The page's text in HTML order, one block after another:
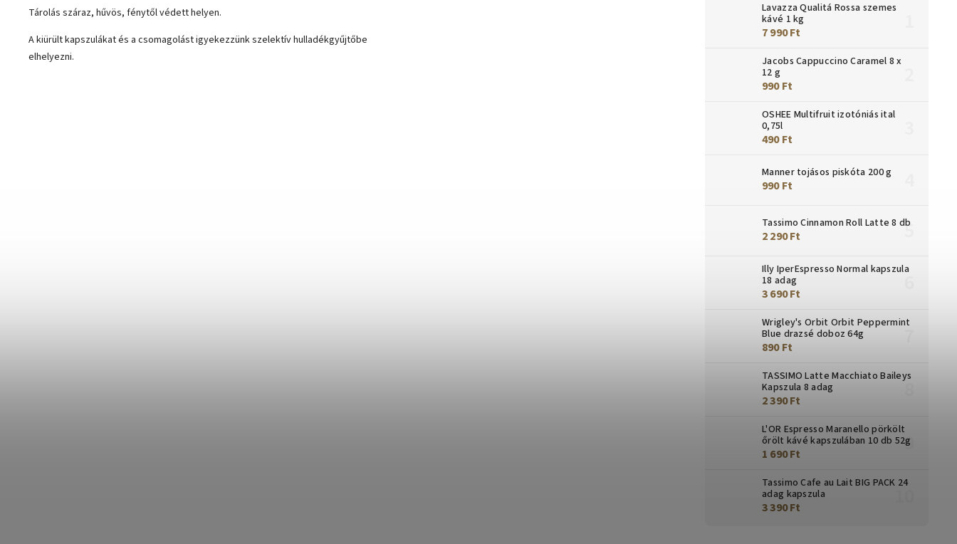
Lavazza Qualitá Rossa szemes
kávé 1 kg
7 990 Ft
Jacobs Cappuccino Caramel 8 x
12 g
990 Ft
OSHEE Multifruit izotóniás ital
0,75l
490 Ft
Manner tojásos piskóta 200 g
990 Ft
Tassimo Cinnamon Roll Latte 8 db
2 290 Ft
Illy IperEspresso Normal kapszula
18 adag
3 690 Ft
Wrigley's Orbit Orbit Peppermint
Blue drazsé doboz 64g
890 Ft
TASSIMO Latte Macchiato Baileys
Kapszula 8 adag
2 390 Ft
L'OR Espresso Maranello pörkölt
őrölt kávé kapszulában 10 db 52g
1 690 Ft
Tassimo Cafe au Lait BIG PACK 24
adag kapszula
3 390 Ft
Tárolás száraz, hűvös, fénytől védett helyen.
A kiürült kapszulákat és a csomagolást igyekezzünk szelektív hulladékgyűjtőbe
elhelyezni.